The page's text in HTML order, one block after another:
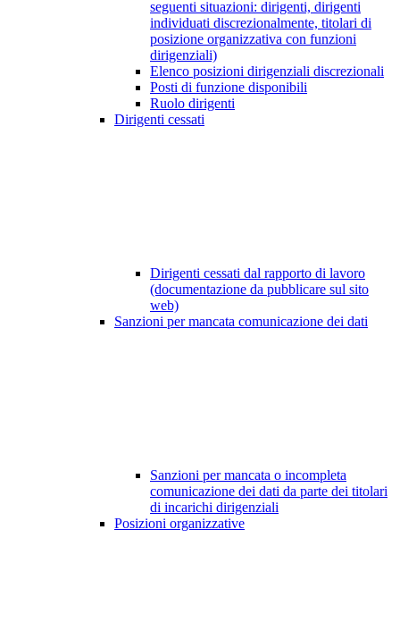
seguenti situazioni: dirigenti, dirigenti
individuati discrezionalmente, titolari di
posizione organizzativa con funzioni
dirigenziali)
Elenco posizioni dirigenziali discrezionali
Posti di funzione disponibili
Ruolo dirigenti
Dirigenti cessati
Dirigenti cessati dal rapporto di lavoro
(documentazione da pubblicare sul sito
web)
Sanzioni per mancata comunicazione dei dati
Sanzioni per mancata o incompleta
comunicazione dei dati da parte dei titolari
di incarichi dirigenziali
Posizioni organizzative